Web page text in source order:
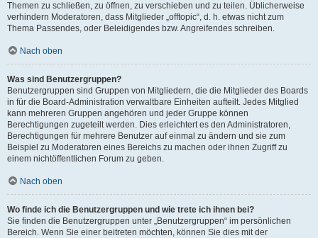
Themen zu schließen, zu öffnen, zu verschieben und zu teilen. Üblicherweise
verhindern Moderatoren, dass Mitglieder „offtopic“, d. h. etwas nicht zum
Thema Passendes, oder Beleidigendes bzw. Angreifendes schreiben.
Nach oben
Was sind Benutzergruppen?
Benutzergruppen sind Gruppen von Mitgliedern, die die Mitglieder des Boards
in für die Board-Administration verwaltbare Einheiten aufteilt. Jedes Mitglied
kann mehreren Gruppen angehören und jeder Gruppe können
Berechtigungen zugeteilt werden. Dies erleichtert es den Administratoren,
Berechtigungen für mehrere Benutzer auf einmal zu ändern und sie zum
Beispiel zu Moderatoren eines Bereichs zu machen oder ihnen Zugriff zu
einem nichtöffentlichen Forum zu geben.
Nach oben
Wo finde ich die Benutzergruppen und wie trete ich ihnen bei?
Sie finden die Benutzergruppen unter „Benutzergruppen“ im persönlichen
Bereich. Wenn Sie einer beitreten möchten, können Sie dies mit der